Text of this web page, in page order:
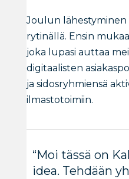
Joulun lähestyminen
rytinällä. Ensin
joka lupasi auttaa
digitaalisten
ja sidosryhmiensä
ilmastotoimiin.
“Moi tässä on
idea. Tehdään